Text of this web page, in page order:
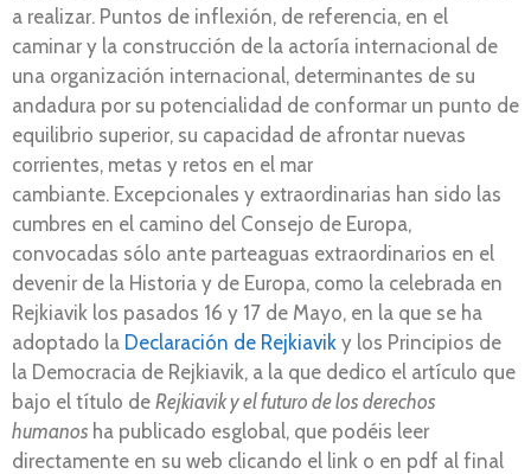
a realizar. Puntos de inflexión, de referencia, en el
caminar y la construcción de la actoría internacional de
una organización internacional, determinantes de su
andadura por su potencialidad de conformar un punto de
equilibrio superior, su capacidad de afrontar nuevas
corrientes, metas y retos en el mar
cambiante. Excepcionales y extraordinarias han sido las
cumbres en el camino del Consejo de Europa,
convocadas sólo ante parteaguas extraordinarios en el
devenir de la Historia y de Europa, como la celebrada en
Rejkiavik los pasados 16 y 17 de Mayo, en la que se ha
adoptado la Declaración de Rejkiavik y los Principios de
la Democracia de Rejkiavik, a la que dedico el artículo que
bajo el título de Rejkiavik y el futuro de los derechos
humanos ha publicado esglobal, que podéis leer
directamente en su web clicando el link o en pdf al final